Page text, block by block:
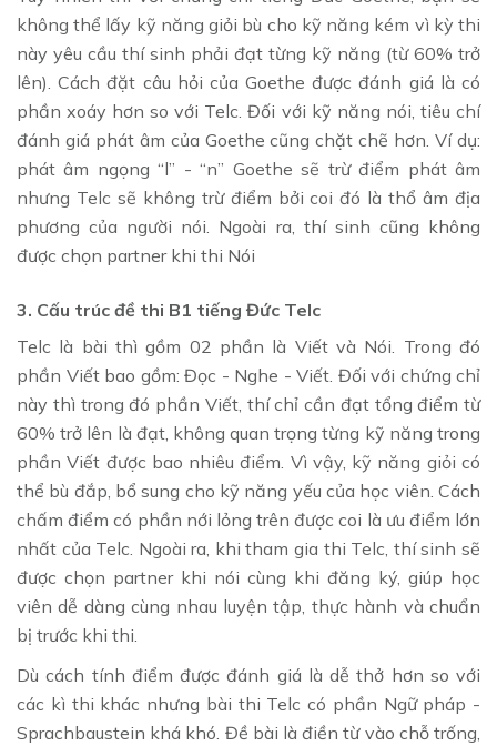
không thể lấy kỹ năng giỏi bù cho kỹ năng kém vì kỳ thi
này yêu cầu thí sinh phải đạt từng kỹ năng (từ 60% trở
lên). Cách đặt câu hỏi của Goethe được đánh giá là có
phần xoáy hơn so với Telc. Đối với kỹ năng nói, tiêu chí
đánh giá phát âm của Goethe cũng chặt chẽ hơn. Ví dụ:
phát âm ngọng “l” - “n” Goethe sẽ trừ điểm phát âm
nhưng Telc sẽ không trừ điểm bởi coi đó là thổ âm địa
phương của người nói. Ngoài ra, thí sinh cũng không
được chọn partner khi thi Nói
3. Cấu trúc đề thi B1 tiếng Đức Telc
Telc là bài thì gồm 02 phần là Viết và Nói. Trong đó
phần Viết bao gồm: Đọc - Nghe - Viết. Đối với chứng chỉ
này thì trong đó phần Viết, thí chỉ cần đạt tổng điểm từ
60% trở lên là đạt, không quan trọng từng kỹ năng trong
phần Viết được bao nhiêu điểm. Vì vậy, kỹ năng giỏi có
thể bù đắp, bổ sung cho kỹ năng yếu của học viên. Cách
chấm điểm có phần nới lỏng trên được coi là ưu điểm lớn
nhất của Telc. Ngoài ra, khi tham gia thi Telc, thí sinh sẽ
được chọn partner khi nói cùng khi đăng ký, giúp học
viên dễ dàng cùng nhau luyện tập, thực hành và chuẩn
bị trước khi thi.
Dù cách tính điểm được đánh giá là dễ thở hơn so với
các kì thi khác nhưng bài thi Telc có phần Ngữ pháp -
Sprachbaustein khá khó. Đề bài là điền từ vào chỗ trống,